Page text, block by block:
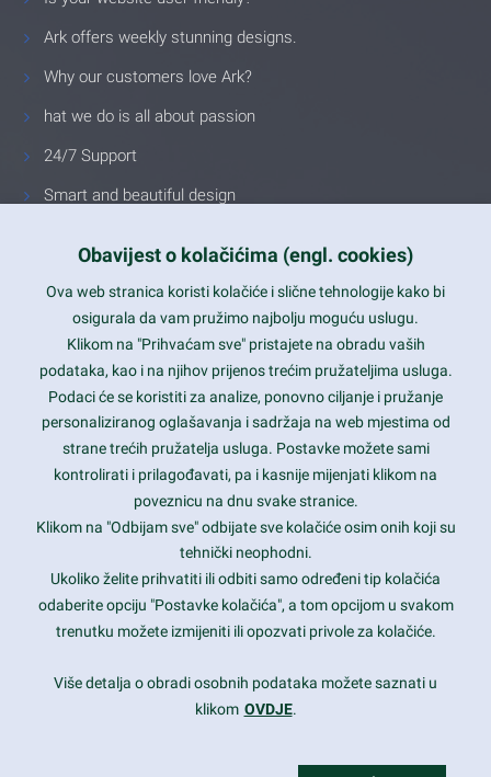
Ark offers weekly stunning designs.
Why our customers love Ark?
hat we do is all about passion
24/7 Support
Smart and beautiful design
Latest trends and much more...
Contact Info
1600 Amphitheatre Parkway, Mountain View, CA 94043
prothemes.net@gmail.com
Daily: 9:00 am - 6:00 pm
Sunday: Closed
Copyright 2017FRESHFACE© All Rights Reserved
Obavijest o kolačićima (engl. cookies)
Ova web stranica koristi kolačiće i slične tehnologije kako bi
osigurala da vam pružimo najbolju moguću uslugu.
Klikom na "Prihvaćam sve" pristajete na obradu vaših
podataka, kao i na njihov prijenos trećim pružateljima usluga.
Podaci će se koristiti za analize, ponovno ciljanje i pružanje
personaliziranog oglašavanja i sadržaja na web mjestima od
strane trećih pružatelja usluga. Postavke možete sami
kontrolirati i prilagođavati, pa i kasnije mijenjati klikom na
poveznicu na dnu svake stranice.
Klikom na "Odbijam sve" odbijate sve kolačiće osim onih koji su
tehnički neophodni.
Ukoliko želite prihvatiti ili odbiti samo određeni tip kolačića
odaberite opciju "Postavke kolačića", a tom opcijom u svakom
trenutku možete izmijeniti ili opozvati privole za kolačiće.
Više detalja o obradi osobnih podataka možete saznati u
klikom OVDJE.